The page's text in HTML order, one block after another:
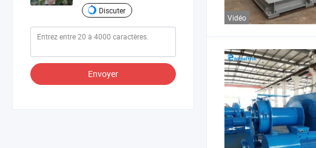
Discuter
Envoyer
Vidéo